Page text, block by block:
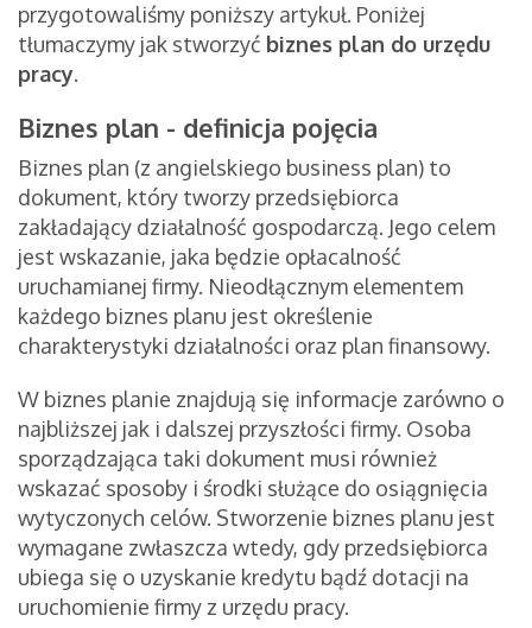
przygotowaliśmy poniższy artykuł. Poniżej
tłumaczymy jak stworzyć biznes plan do urzędu
pracy.
Biznes plan - definicja pojęcia
Biznes plan (z angielskiego business plan) to
dokument, który tworzy przedsiębiorca
zakładający działalność gospodarczą. Jego celem
jest wskazanie, jaka będzie opłacalność
uruchamianej firmy. Nieodłącznym elementem
każdego biznes planu jest określenie
charakterystyki działalności oraz plan finansowy.
W biznes planie znajdują się informacje zarówno o
najbliższej jak i dalszej przyszłości firmy. Osoba
sporządzająca taki dokument musi również
wskazać sposoby i środki służące do osiągnięcia
wytyczonych celów. Stworzenie biznes planu jest
wymagane zwłaszcza wtedy, gdy przedsiębiorca
ubiega się o uzyskanie kredytu bądź dotacji na
uruchomienie firmy z urzędu pracy.